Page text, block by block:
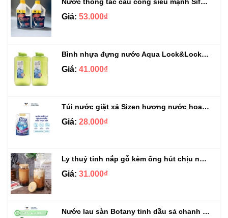
Nước thông tắc cầu cống siêu mạnh Sifa 1.4kg
Giá: 53.000₫
Bình nhựa đựng nước Aqua Lock&Lock 2.1L
Giá: 41.000₫
Túi nước giặt xả Sizen hương nước hoa 500 ml
Giá: 28.000₫
Ly thuỷ tinh nắp gỗ kèm ống hút chịu nhiệt 500ml
Giá: 31.000₫
Nước lau sàn Botany tinh dầu sả chanh chai 3.9kg